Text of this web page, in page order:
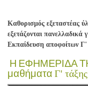
Καθορισμός εξεταστέας
εξετάζονται πανελλαδικά
Εκπαίδευση αποφοίτων Γ'
Η ΕΦΗΜΕΡΙΔΑ
μαθήματα Γ'